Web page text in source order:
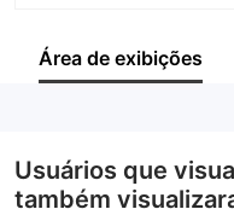
Empresa
Área de exibições
Usuários que
também